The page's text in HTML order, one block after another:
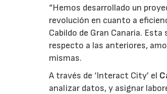
“Hemos desarrollado un
revolución en cuanto a
Cabildo de Gran Canaria.
respecto a las anteriores,
mismas.
A través de ‘Interact City’ el
analizar datos, y asignar